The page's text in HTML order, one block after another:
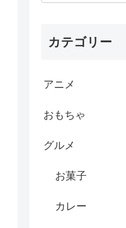
カテゴリー
アニメ
おもちゃ
グルメ
お菓子
カレー